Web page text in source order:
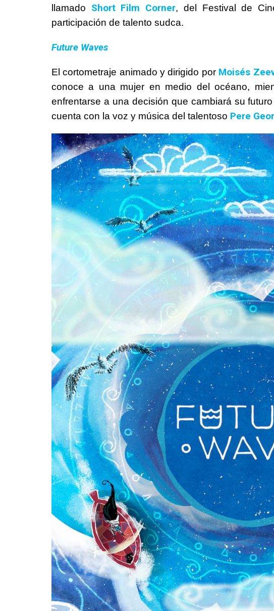
llamado Short Film Corner, del Festival de
participación de talento sudca.
Future Waves
El cortometraje animado y dirigido por Moisés
conoce a una mujer en medio del océano,
enfrentarse a una decisión que cambiará su
cuenta con la voz y música del talentoso Pere